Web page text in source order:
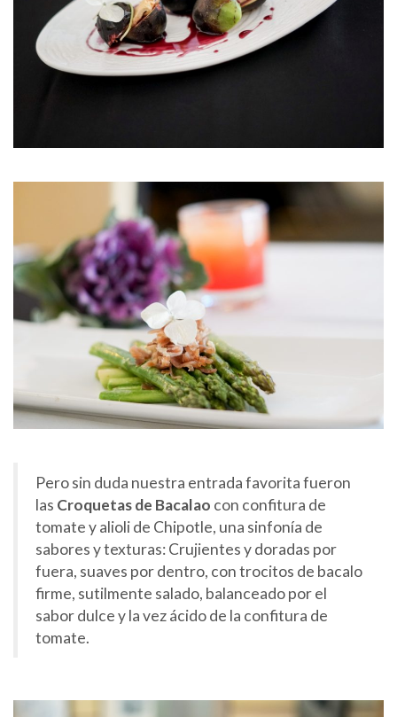
Pero sin duda nuestra entrada favorita fueron
las Croquetas de Bacalao con confitura de
tomate y alioli de Chipotle, una sinfonía de
sabores y texturas: Crujientes y doradas por
fuera, suaves por dentro, con trocitos de bacalo
firme, sutilmente salado, balanceado por el
sabor dulce y la vez ácido de la confitura de
tomate.